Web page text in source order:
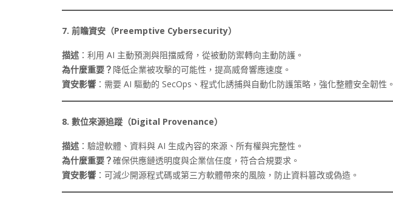
7. 前瞻資安（Preemptive Cybersecurity）
描述 ：利用 AI 主動預測與阻擋威脅，從被動防禦轉向主動防護。
為什麼重要？ 降低企業被攻擊的可能性，提高威脅響應速度。
資安影響 ：需要 AI 驅動的 SecOps、程式化誘捕與自動化防護策略，強化整體安全韌性。
8. 數位來源追蹤（Digital Provenance）
描述 ：驗證軟體、資料與 AI 生成內容的來源、所有權與完整性。
為什麼重要？確保供應鏈透明度與企業信任度，符合合規要求。
資安影響 ：可減少開源程式碼或第三方軟體帶來的風險，防止資料篡改或偽造。